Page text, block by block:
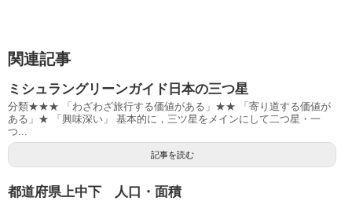
関連記事
ミシュラングリーンガイド日本の三つ星
分類★★★ 「わざわざ旅行する価値がある」★★ 「寄り道する価値が
ある」★ 「興味深い」 基本的に，三ツ星をメインにして二つ星・一
つ...
記事を読む
都道府県上中下 人口・面積